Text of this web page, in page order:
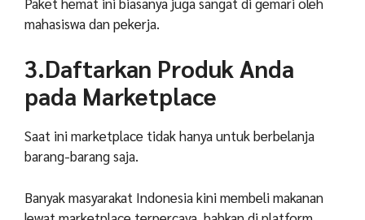
mahasiswa dan pekerja.
3.Daftarkan Produk Anda
pada Marketplace
Saat ini marketplace tidak hanya untuk berbelanja
barang-barang saja.
Banyak masyarakat Indonesia kini membeli makanan